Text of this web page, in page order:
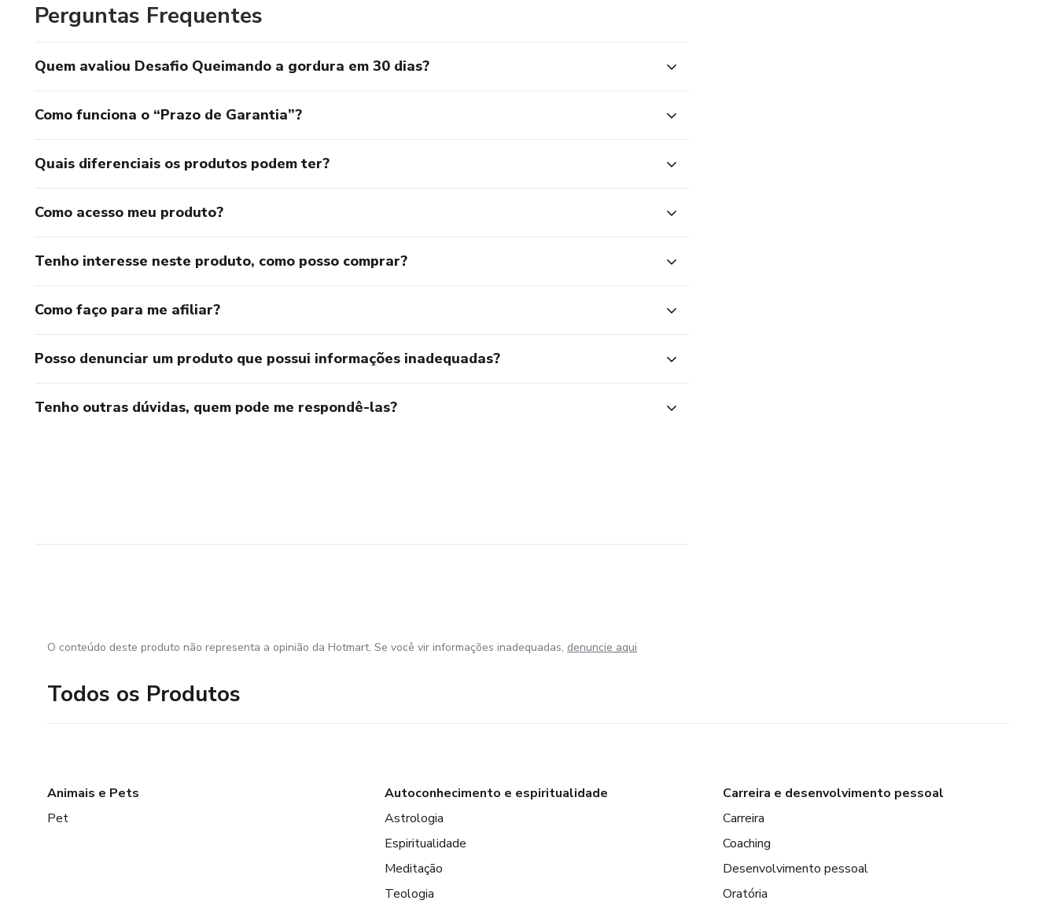
Perguntas Frequentes
Quem avaliou Desafio Queimando a gordura em 30 dias?
Como funciona o “Prazo de Garantia”?
Quais diferenciais os produtos podem ter?
Como acesso meu produto?
Tenho interesse neste produto, como posso comprar?
Como faço para me afiliar?
Posso denunciar um produto que possui informações inadequadas?
Tenho outras dúvidas, quem pode me respondê-las?
O conteúdo deste produto não representa a opinião da Hotmart. Se você vir informações inadequadas, denuncie aqui
Todos os Produtos
Animais e Pets
Pet
Autoconhecimento e espiritualidade
Astrologia
Espiritualidade
Meditação
Teologia
Carreira e desenvolvimento pessoal
Carreira
Coaching
Desenvolvimento pessoal
Oratória